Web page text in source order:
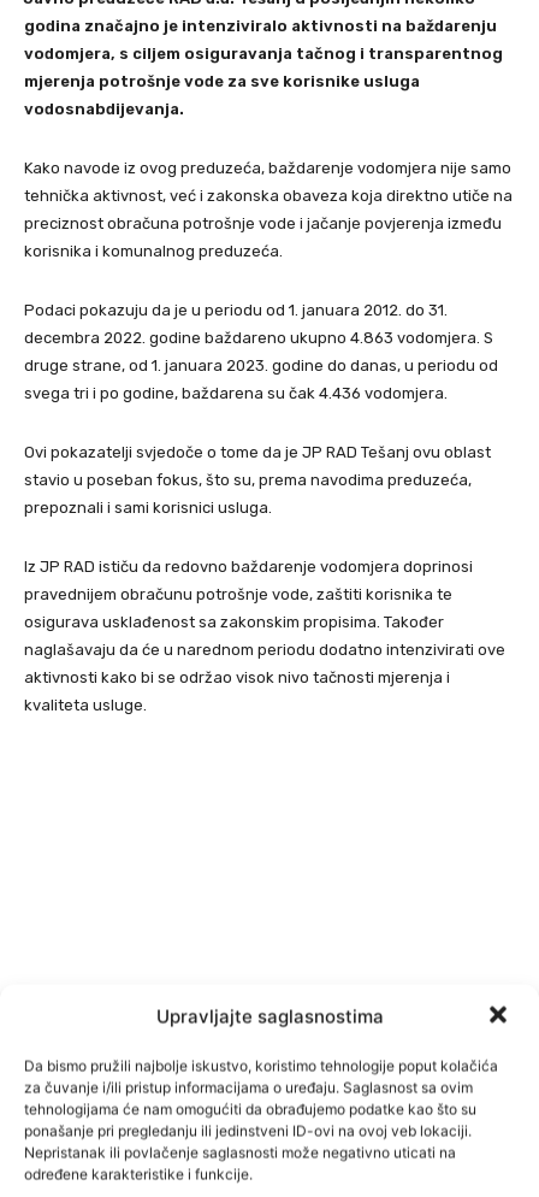
Upravljajte saglasnostima
Da bismo pružili najbolje iskustvo, koristimo tehnologije poput kolačića
za čuvanje i/ili pristup informacijama o uređaju. Saglasnost sa ovim
tehnologijama će nam omogućiti da obrađujemo podatke kao što su
ponašanje pri pregledanju ili jedinstveni ID-ovi na ovoj veb lokaciji.
Nepristanak ili povlačenje saglasnosti može negativno uticati na
određene karakteristike i funkcije.
godina značajno je intenziviralo aktivnosti na baždarenju
vodomjera, s ciljem osiguravanja tačnog i transparentnog
mjerenja potrošnje vode za sve korisnike usluga
vodosnabdijevanja.
Kako navode iz ovog preduzeća, baždarenje vodomjera nije samo
tehnička aktivnost, već i zakonska obaveza koja direktno utiče na
preciznost obračuna potrošnje vode i jačanje povjerenja između
korisnika i komunalnog preduzeća.
Podaci pokazuju da je u periodu od 1. januara 2012. do 31.
decembra 2022. godine baždareno ukupno 4.863 vodomjera. S
druge strane, od 1. januara 2023. godine do danas, u periodu od
svega tri i po godine, baždarena su čak 4.436 vodomjera.
Ovi pokazatelji svjedoče o tome da je JP RAD Tešanj ovu oblast
stavio u poseban fokus, što su, prema navodima preduzeća,
prepoznali i sami korisnici usluga.
Iz JP RAD ističu da redovno baždarenje vodomjera doprinosi
pravednijem obračunu potrošnje vode, zaštiti korisnika te
osigurava usklađenost sa zakonskim propisima. Također
naglašavaju da će u narednom periodu dodatno intenzivirati ove
aktivnosti kako bi se održao visok nivo tačnosti mjerenja i
kvaliteta usluge.